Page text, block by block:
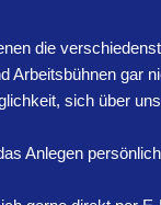
die
Arbeitsbühnen gar
sich über
Anlegen